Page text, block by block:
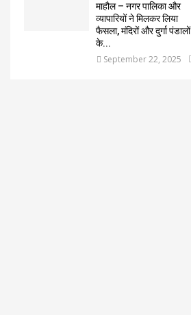
माहौल – नगर पालिका और
व्यापारियों ने मिलकर लिया
फैसला, मंदिरों और दुर्गा पंडालों
के...
September 22, 2025